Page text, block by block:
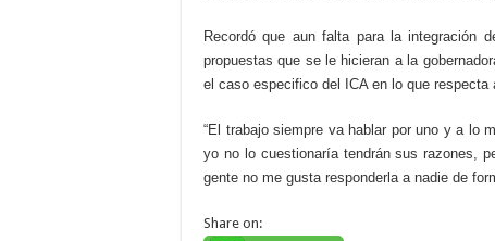
Recordó que aun falta para la integración
propuestas que se le hicieran a la
el caso especifico del ICA en lo que
“El trabajo siempre va hablar por uno y a lo
yo no lo cuestionaría tendrán sus razones,
gente no me gusta responderla a nadie de
Share on: